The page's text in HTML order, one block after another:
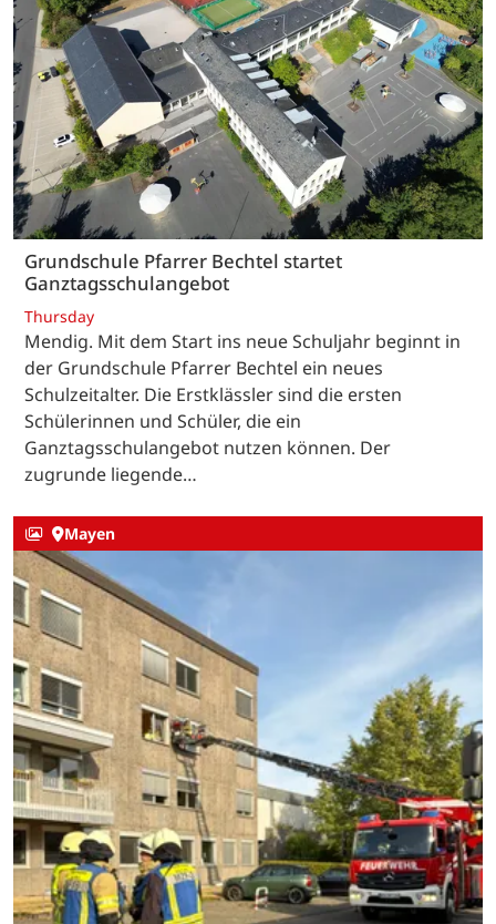
Grundschule Pfarrer Bechtel startet
Ganztagsschulangebot
Thursday
Mendig. Mit dem Start ins neue Schuljahr beginnt in
der Grundschule Pfarrer Bechtel ein neues
Schulzeitalter. Die Erstklässler sind die ersten
Schülerinnen und Schüler, die ein
Ganztagsschulangebot nutzen können. Der
zugrunde liegende…
Mayen